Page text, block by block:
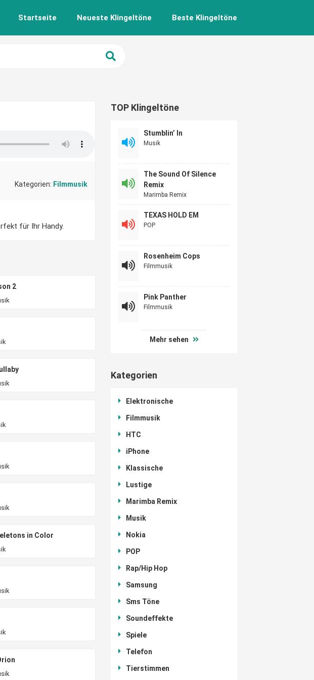
Startseite Neueste Klingeltöne Beste Klingeltöne
Kategorien: Filmmusik
für Ihr Handy.
2
in Color
TOP Klingeltöne
Stumblin’ In
Musik
The Sound Of Silence
Remix
Marimba Remix
TEXAS HOLD EM
POP
Rosenheim Cops
Filmmusik
Pink Panther
Filmmusik
Mehr sehen
Kategorien
Elektronische
Filmmusik
HTC
iPhone
Klassische
Lustige
Marimba Remix
Musik
Nokia
POP
Rap/Hip Hop
Samsung
Sms Töne
Soundeffekte
Spiele
Telefon
Tierstimmen